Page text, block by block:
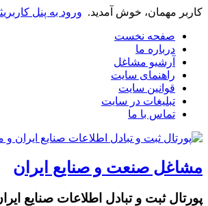
خوش آمدید.ورود به پنل کاربری ثبت نام
نخست
ما
مشاغل
سایت
سایت
در سایت
با ما
صنعت و صنایع ایران
و تبادل اطلاعات صنایع ایران و